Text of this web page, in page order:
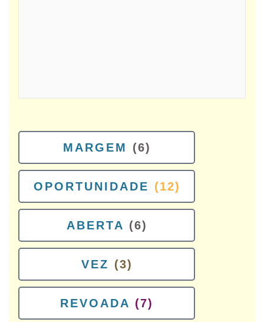
MARGEM (6)
OPORTUNIDADE (12)
ABERTA (6)
VEZ (3)
REVOADA (7)